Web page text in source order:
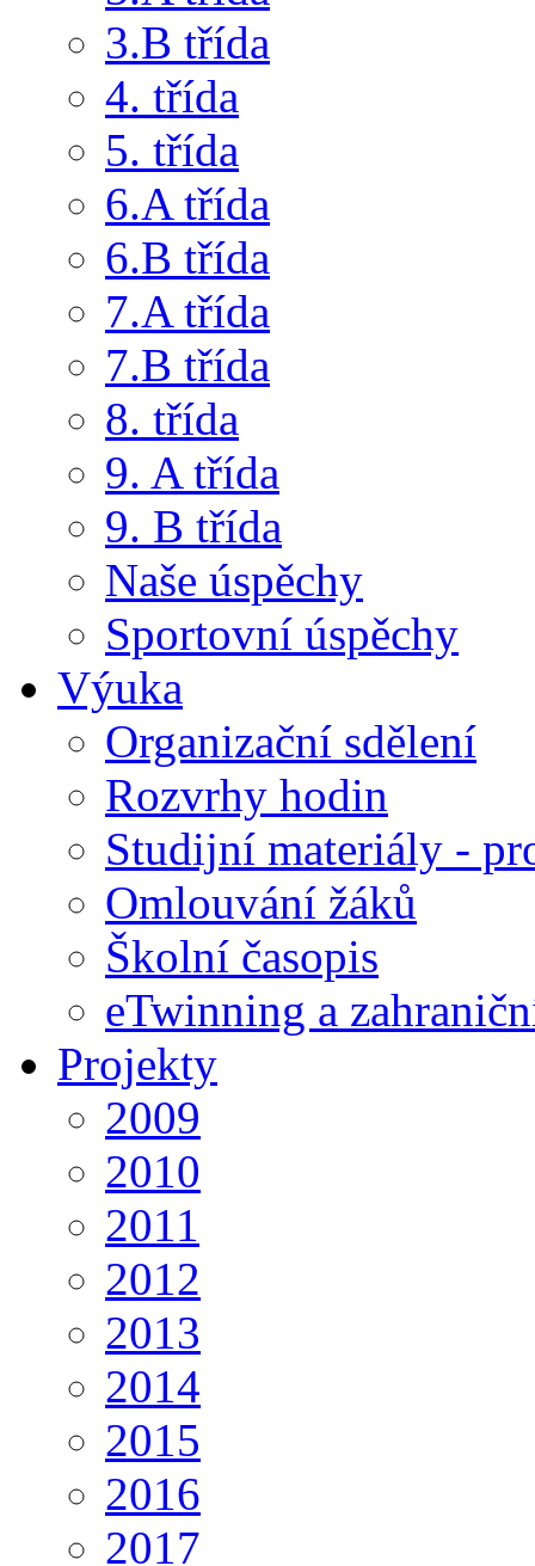
3.B třída
4. třída
5. třída
6.A třída
6.B třída
7.A třída
7.B třída
8. třída
9. A třída
9. B třída
Naše úspěchy
Sportovní úspěchy
Výuka
Organizační sdělení
Rozvrhy hodin
Studijní materiály -
Omlouvání žáků
Školní časopis
eTwinning a
Projekty
2009
2010
2011
2012
2013
2014
2015
2016
2017